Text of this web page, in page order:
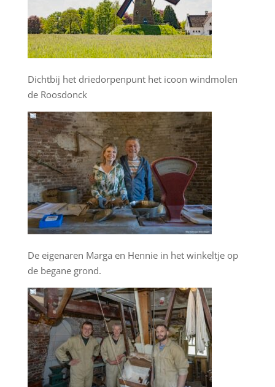
Dichtbij het driedorpenpunt het icoon windmolen
de Roosdonck
De eigenaren Marga en Hennie in het winkeltje op
de begane grond.